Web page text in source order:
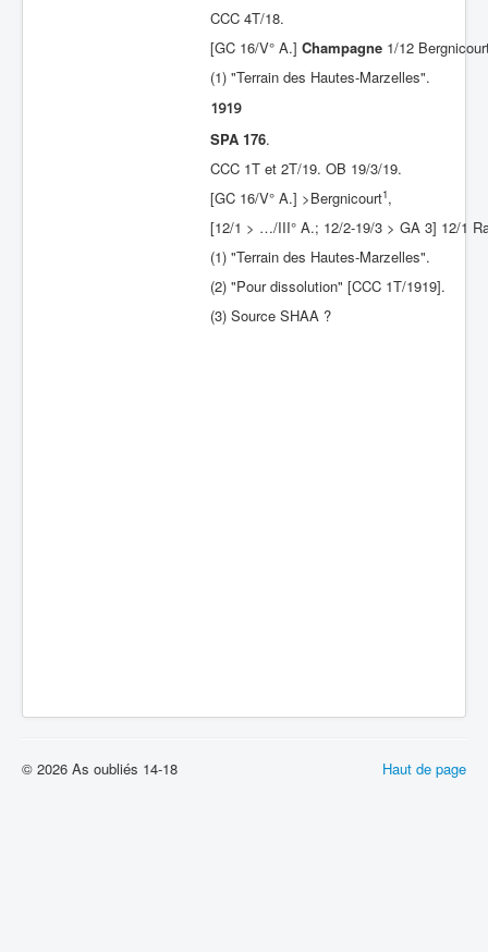
CCC 4T/18.
[GC 16/V° A.] Champagne 1/12
(1) "Terrain des Hautes-Marzelles".
1919
SPA 176.
CCC 1T et 2T/19. OB 19/3/19.
[GC 16/V° A.] >Bergnicourt1,
[12/1 > …/III° A.; 12/2-19/3 > GA 3] 12/1
(1) "Terrain des Hautes-Marzelles".
(2) "Pour dissolution" [CCC 1T/1919].
(3) Source SHAA ?
Haut de page
© 2026 As oubliés 14-18